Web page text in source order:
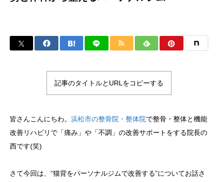
記事のタイトルとURLをコピーする
皆さんこんにちわ。 浜松市の整骨院・整体院で整骨・整体と機能
改善リハビリで「痛み」や「不調」の改善サポートをする院長の
西です(笑)
さて今回は、“猫背をパーソナルジムで改善する”についてお話さ